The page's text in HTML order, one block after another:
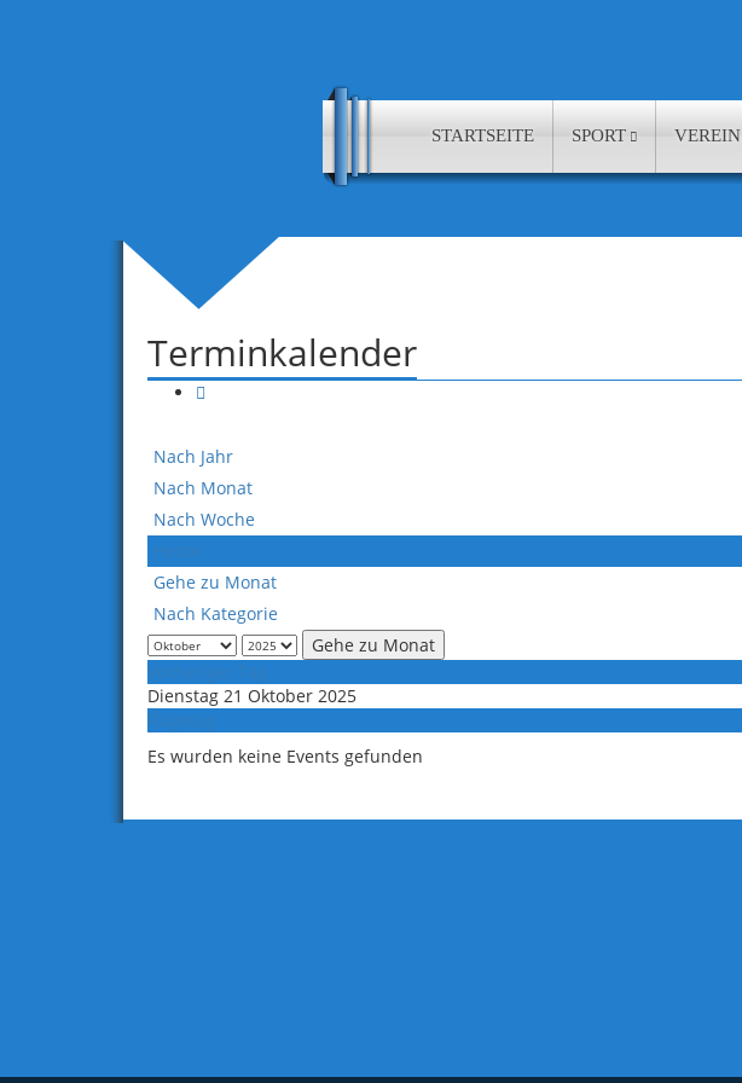
STARTSEITE SPORT VEREIN
Terminkalender
Nach Jahr
Nach Monat
Nach Woche
Gehe zu Monat
Nach Kategorie
Gehe zu Monat
Dienstag 21 Oktober 2025
Es wurden keine Events gefunden